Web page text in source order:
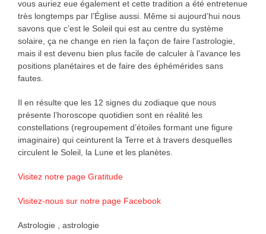
vous auriez eue également et cette tradition a été entretenue
très longtemps par l’Église aussi. Même si aujourd’hui nous
savons que c’est le Soleil qui est au centre du système
solaire, ça ne change en rien la façon de faire l’astrologie,
mais il est devenu bien plus facile de calculer à l’avance les
positions planétaires et de faire des éphémérides sans
fautes.
Il en résulte que les 12 signes du zodiaque que nous
présente l’horoscope quotidien sont en réalité les
constellations (regroupement d’étoiles formant une figure
imaginaire) qui ceinturent la Terre et à travers desquelles
circulent le Soleil, la Lune et les planètes.
Visitez notre page Gratitude
Visitez-nous sur notre page Facebook
Astrologie , astrologie